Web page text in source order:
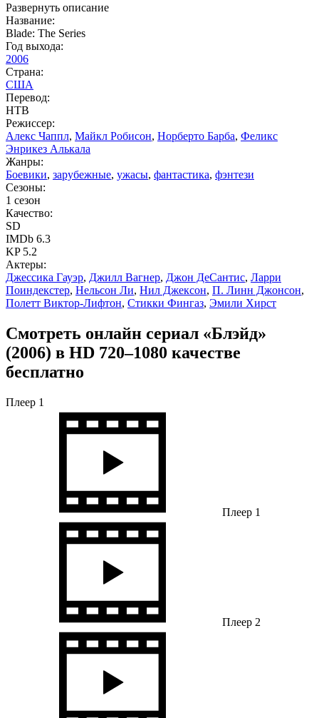
Развернуть описание
Название:
Blade: The Series
Год выхода:
2006
Страна:
США
Перевод:
НТВ
Режиссер:
Алекс Чаппл, Майкл Робисон, Норберто Барба, Феликс
Энрикез Алькала
Жанры:
Боевики, зарубежные, ужасы, фантастика, фэнтези
Сезоны:
1 сезон
Качество:
SD
IMDb 6.3
KP 5.2
Актеры:
Джессика Гауэр, Джилл Вагнер, Джон ДеСантис, Ларри
Поиндекстер, Нельсон Ли, Нил Джексон, П. Линн Джонсон,
Полетт Виктор-Лифтон, Стикки Фингаз, Эмили Хирст
Смотреть онлайн сериал «Блэйд»
(2006) в HD 720–1080 качестве
бесплатно
Плеер 1
Плеер 1
Плеер 2